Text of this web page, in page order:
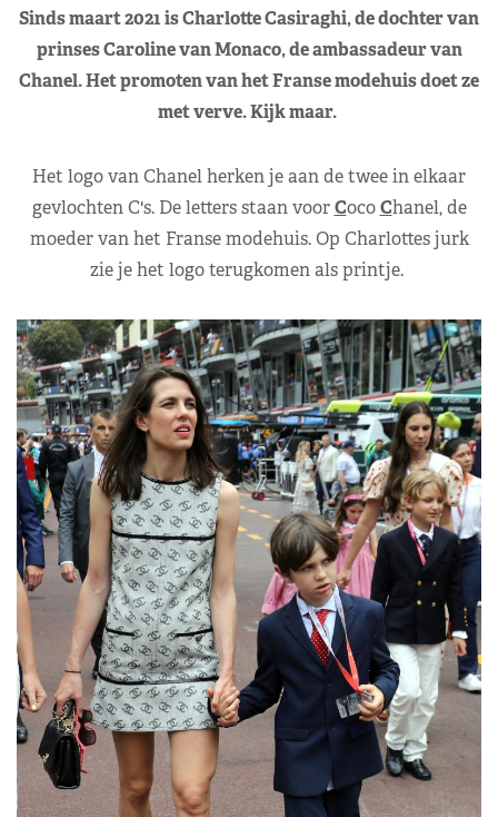
Sinds maart 2021 is Charlotte Casiraghi, de dochter van
prinses Caroline van Monaco, de ambassadeur van
Chanel. Het promoten van het Franse modehuis doet ze
met verve. Kijk maar.
Het logo van Chanel herken je aan de twee in elkaar
gevlochten C's. De letters staan voorCocoChanel, de
moeder van het Franse modehuis. Op Charlottes jurk
zie je het logo terugkomen als printje.